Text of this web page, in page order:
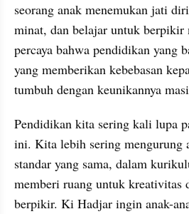
seorang anak menemukan jati
minat, dan belajar untuk
percaya bahwa pendidikan yang
yang memberikan kebebasan
tumbuh dengan keunikannya
Pendidikan kita sering kali lupa
ini. Kita lebih sering mengurung
standar yang sama, dalam
memberi ruang untuk kreativitas
berpikir. Ki Hadjar ingin anak-